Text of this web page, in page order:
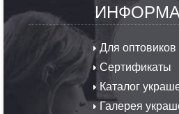
Для оптовиков
Сертификаты
Каталог
Галерея